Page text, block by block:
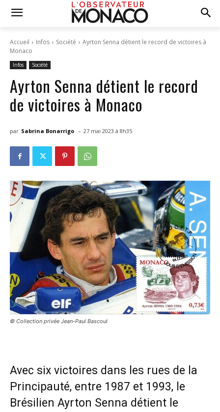
Accueil Infos Société
Ayrton Senna détient le record de victoires à
Monaco
Infos Société
Ayrton Senna détient le record
de victoires à Monaco
par Sabrina Bonarrigo - 27 mai 2023 à 8h35
© Collection privée Jean-Paul Bascoul
Avec six victoires dans les rues de la
Principauté, entre 1987 et 1993, le
Brésilien Ayrton Senna détient le